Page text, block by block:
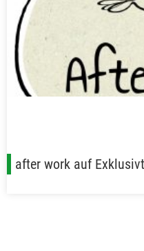
after work auf